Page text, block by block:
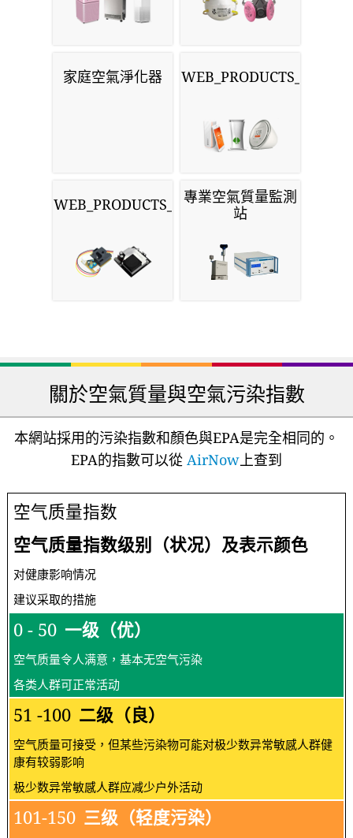
家庭空氣淨化器
WEB_PRODUCTS_SENSORS專業空氣質量監測
站
關於空氣質量與空氣污染指數
本網站採用的污染指數和顏色與EPA是完全相同的。
EPA的指數可以從 AirNow上查到
空气质量指数
空气质量指数级别（状况）及表示颜色
对健康影响情况
建议采取的措施
0 - 50 一级（优）
空气质量令人满意，基本无空气污染
各类人群可正常活动
51 -100 二级（良）
空气质量可接受，但某些污染物可能对极少数异常敏感人群健
康有较弱影响
极少数异常敏感人群应减少户外活动
101-150 三级（轻度污染）